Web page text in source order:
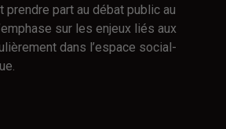
part au débat public au
sur les enjeux liés aux
dans l’espace social-